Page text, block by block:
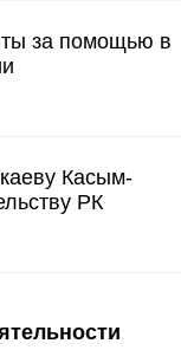
за помощью в
Касым-
РК